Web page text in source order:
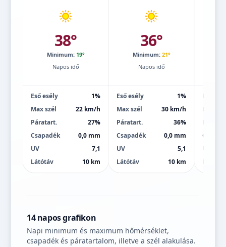
38°
Minimum: 19°
Napos idő
Eső esély
1%
Max szél
22 km/h
Páratart.
27%
Csapadék
0,0 mm
UV
7,1
Látótáv
10 km
36°
Minimum: 21°
Napos idő
Eső esély
1%
Max szél
30 km/h
Páratart.
36%
Csapadék
0,0 mm
UV
5,1
Látótáv
10 km
Eső
Max
UV
Látótáv
14 napos grafikon
Napi minimum és maximum hőmérséklet,
csapadék és páratartalom, illetve a szél alakulása.